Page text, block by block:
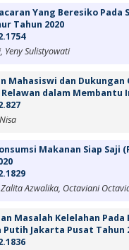
Yang Beresiko Pada
Tahun 2020
Yeny Sulistyowati
Mahasiswi dan
dalam Membantu
Makanan Siap Saji
Azwalika, Octaviani
Masalah Kelelahan
Jakarta Pusat Tahun